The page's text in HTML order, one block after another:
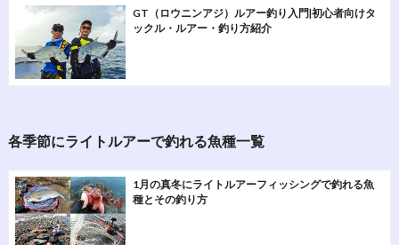
GT（ロウニンアジ）ルアー釣り入門|初心者向けタ
ックル・ルアー・釣り方紹介
各季節にライトルアーで釣れる魚種一覧
1月の真冬にライトルアーフィッシングで釣れる魚
種とその釣り方